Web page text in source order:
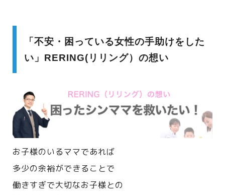
「不安・困っている女性の手助けをした
い」RERING(リリング）の想い
お子様のいるママであれば
多少の余裕ができることで
働きすぎで大切なお子様との